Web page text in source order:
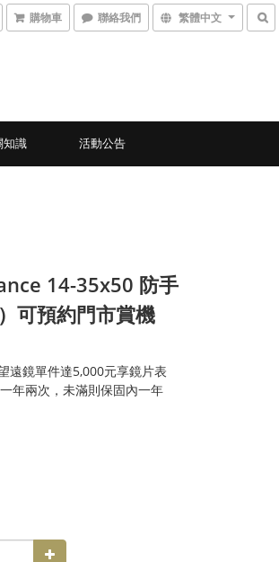
購物車 聯絡我們 繁體中文
知識 活動公告
14-35x50 防手
可預約門市賞機
遠鏡單件達5,000元享鏡片表
年兩次，未滿則保固內一年